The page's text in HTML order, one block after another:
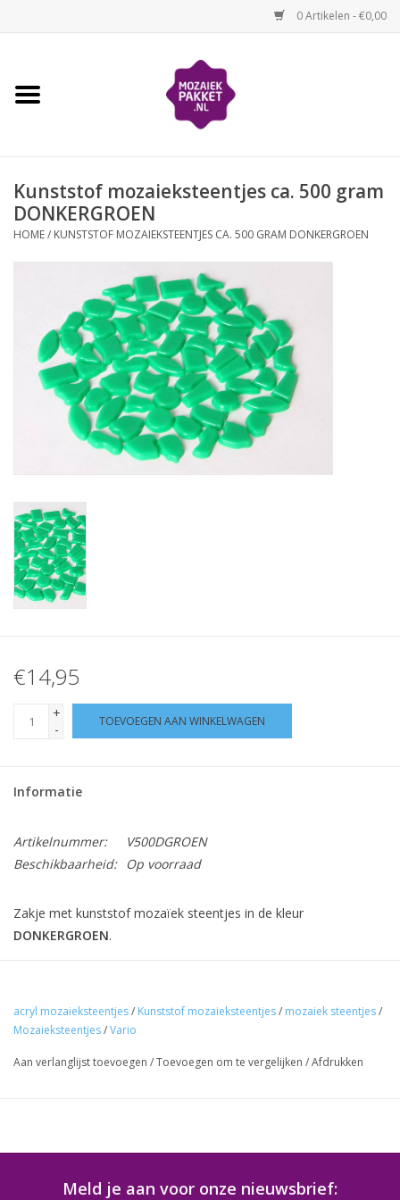
0 Artikelen - €0,00
Home
Volwassenen
Losse mozaïekmaterialen
Hoe mozaïeken?
Video-instructies
Klantbeoordelingen
Moeder-dochter-activiteit
Met het hele gezin mozaieken
Kant-en-klare mozaïekwerken
Kunststof mozaieksteentjes ca. 500 gram
DONKERGROEN
HOME/ KUNSTSTOF MOZAIEKSTEENTJES CA. 500 GRAM DONKERGROEN
€14,95
+
-
TOEVOEGEN AAN WINKELWAGEN
Informatie
Artikelnummer:
V500DGROEN
Beschikbaarheid:
Op voorraad
Zakje met kunststof mozaïek steentjes in de kleur
DONKERGROEN.
ca. 500 gram
, voldoende voor het mozaieken van een
oppervlak van 60x50 cm
Een zak van 500 gram bevat ca. 1900 mozaïek steentjes.
gram het volgende bekleden (bij benadering):
Diam. 10 cm: 75 cirkels
acryl mozaieksteentjes/ Kunststof mozaieksteentjes/ mozaiek steentjes/
Mozaieksteentjes/Vario
Aan verlanglijst toevoegen /Toevoegen om te vergelijken /Afdrukken
Meld je aan voor onze nieuwsbrief: